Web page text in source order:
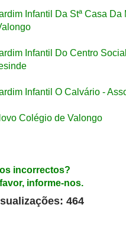
Infantil Da Stª Casa Da
Infantil Do Centro
Infantil O Calvário -
Colégio de Valongo
incorrectos?
informe-nos.
464